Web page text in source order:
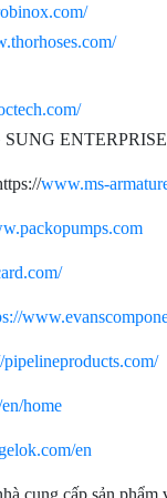
www.ms-
pipelineproducts.com/
home
en
cung cấp sản